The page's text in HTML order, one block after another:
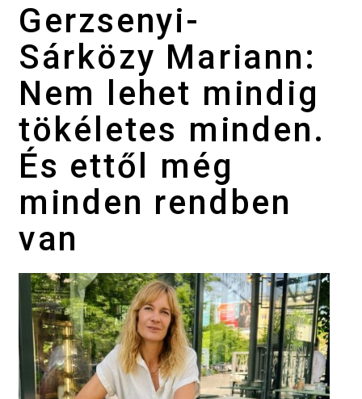
Gerzsenyi-
Sárközy Mariann:
Nem lehet mindig
tökéletes minden.
És ettől még
minden rendben
van